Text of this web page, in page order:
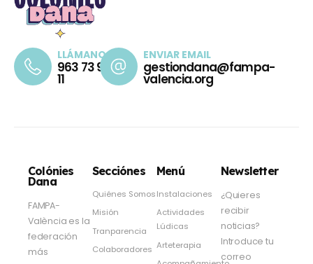
LLÁMANOS
963 73 98
11
ENVIAR EMAIL
gestiondana@fampa-
valencia.org
Colónies
Dana
FAMPA-
València es la
federación
más
Secciónes
Quiénes Somos
Misión
Tranparencia
Colaboradores
Menú
Instalaciones
Actividades
Lúdicas
Arteterapia
Newsletter
¿Quieres
recibir
noticias?
Introduce tu
correo